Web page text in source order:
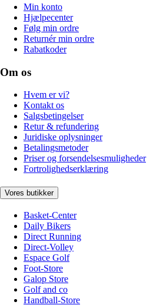
Min konto
Hjælpecenter
Følg min ordre
Returnér min ordre
Rabatkoder
Om os
Hvem er vi?
Kontakt os
Salgsbetingelser
Retur & refundering
Juridiske oplysninger
Betalingsmetoder
Priser og forsendelsesmuligheder
Fortrolighedserklæring
Vores butikker
Basket-Center
Daily Bikers
Direct Running
Direct-Volley
Espace Golf
Foot-Store
Galop Store
Golf and co
Handball-Store